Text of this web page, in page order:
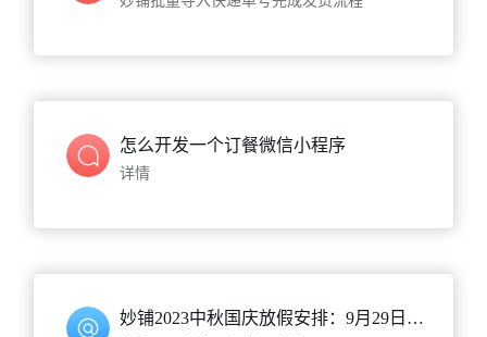
怎么开发一个订餐微信小程序
详情
妙铺2023中秋国庆放假安排：9月29日至10月6日休息，10月7日(星期六)正常上班